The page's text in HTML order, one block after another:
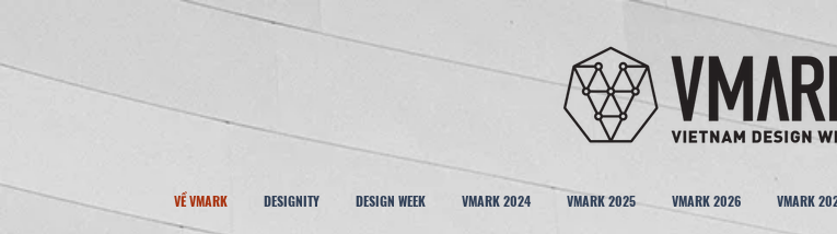
VỀ VMARK DESIGNITY DESIGN WEEK VMARK 2024 VMARK 2025 VMARK 2026 VMARK